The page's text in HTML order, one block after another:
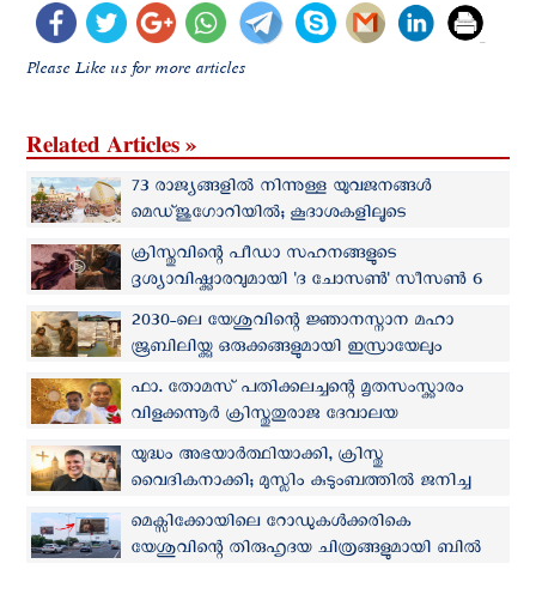
Please Like us for more articles
Related Articles »
73 രാജ്യങ്ങളിൽ നിന്നുള്ള യുവജനങ്ങള്‍
മെഡ്‌ജുഗോറിയില്‍; കൂദാശകളിലൂടെ
ക്രിസ്തുവിലേക്ക് മടങ്ങുവാന്‍ പാപ്പയുടെ ആഹ്വാനം
ക്രിസ്തുവിന്റെ പീഡാ സഹനങ്ങളുടെ
ദൃശ്യാവിഷ്ക്കാരവുമായി 'ദ ചോസൺ' സീസൺ 6
ടീസര്‍ പുറത്ത്
2030-ലെ യേശുവിന്റെ ജ്ഞാനസ്നാന മഹാ
ജൂബിലിയ്ക്കു ഒരുക്കങ്ങളുമായി ഇസ്രായേലും
ജോര്‍ദാനും
ഫാ. തോമസ് പതിക്കലച്ചന്റെ മൃതസംസ്ക്കാരം
വിളക്കന്നൂർ ക്രിസ്തുതുരാജ ദേവാലയ
സെമിത്തേരിയില്‍
യുദ്ധം അഭയാർത്ഥിയാക്കി, ക്രിസ്തു
വൈദികനാക്കി; മുസ്ലിം കുടുംബത്തില്‍ ജനിച്ച
സെനാദ് ഇന്ന് കത്തോലിക്ക വൈദികന്‍
മെക്സിക്കോയിലെ റോഡുകള്‍ക്കരികെ
യേശുവിന്റെ തിരുഹൃദയ ചിത്രങ്ങളുമായി ബില്‍